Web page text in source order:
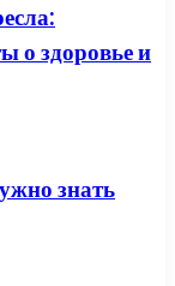
о здоровье и
знать